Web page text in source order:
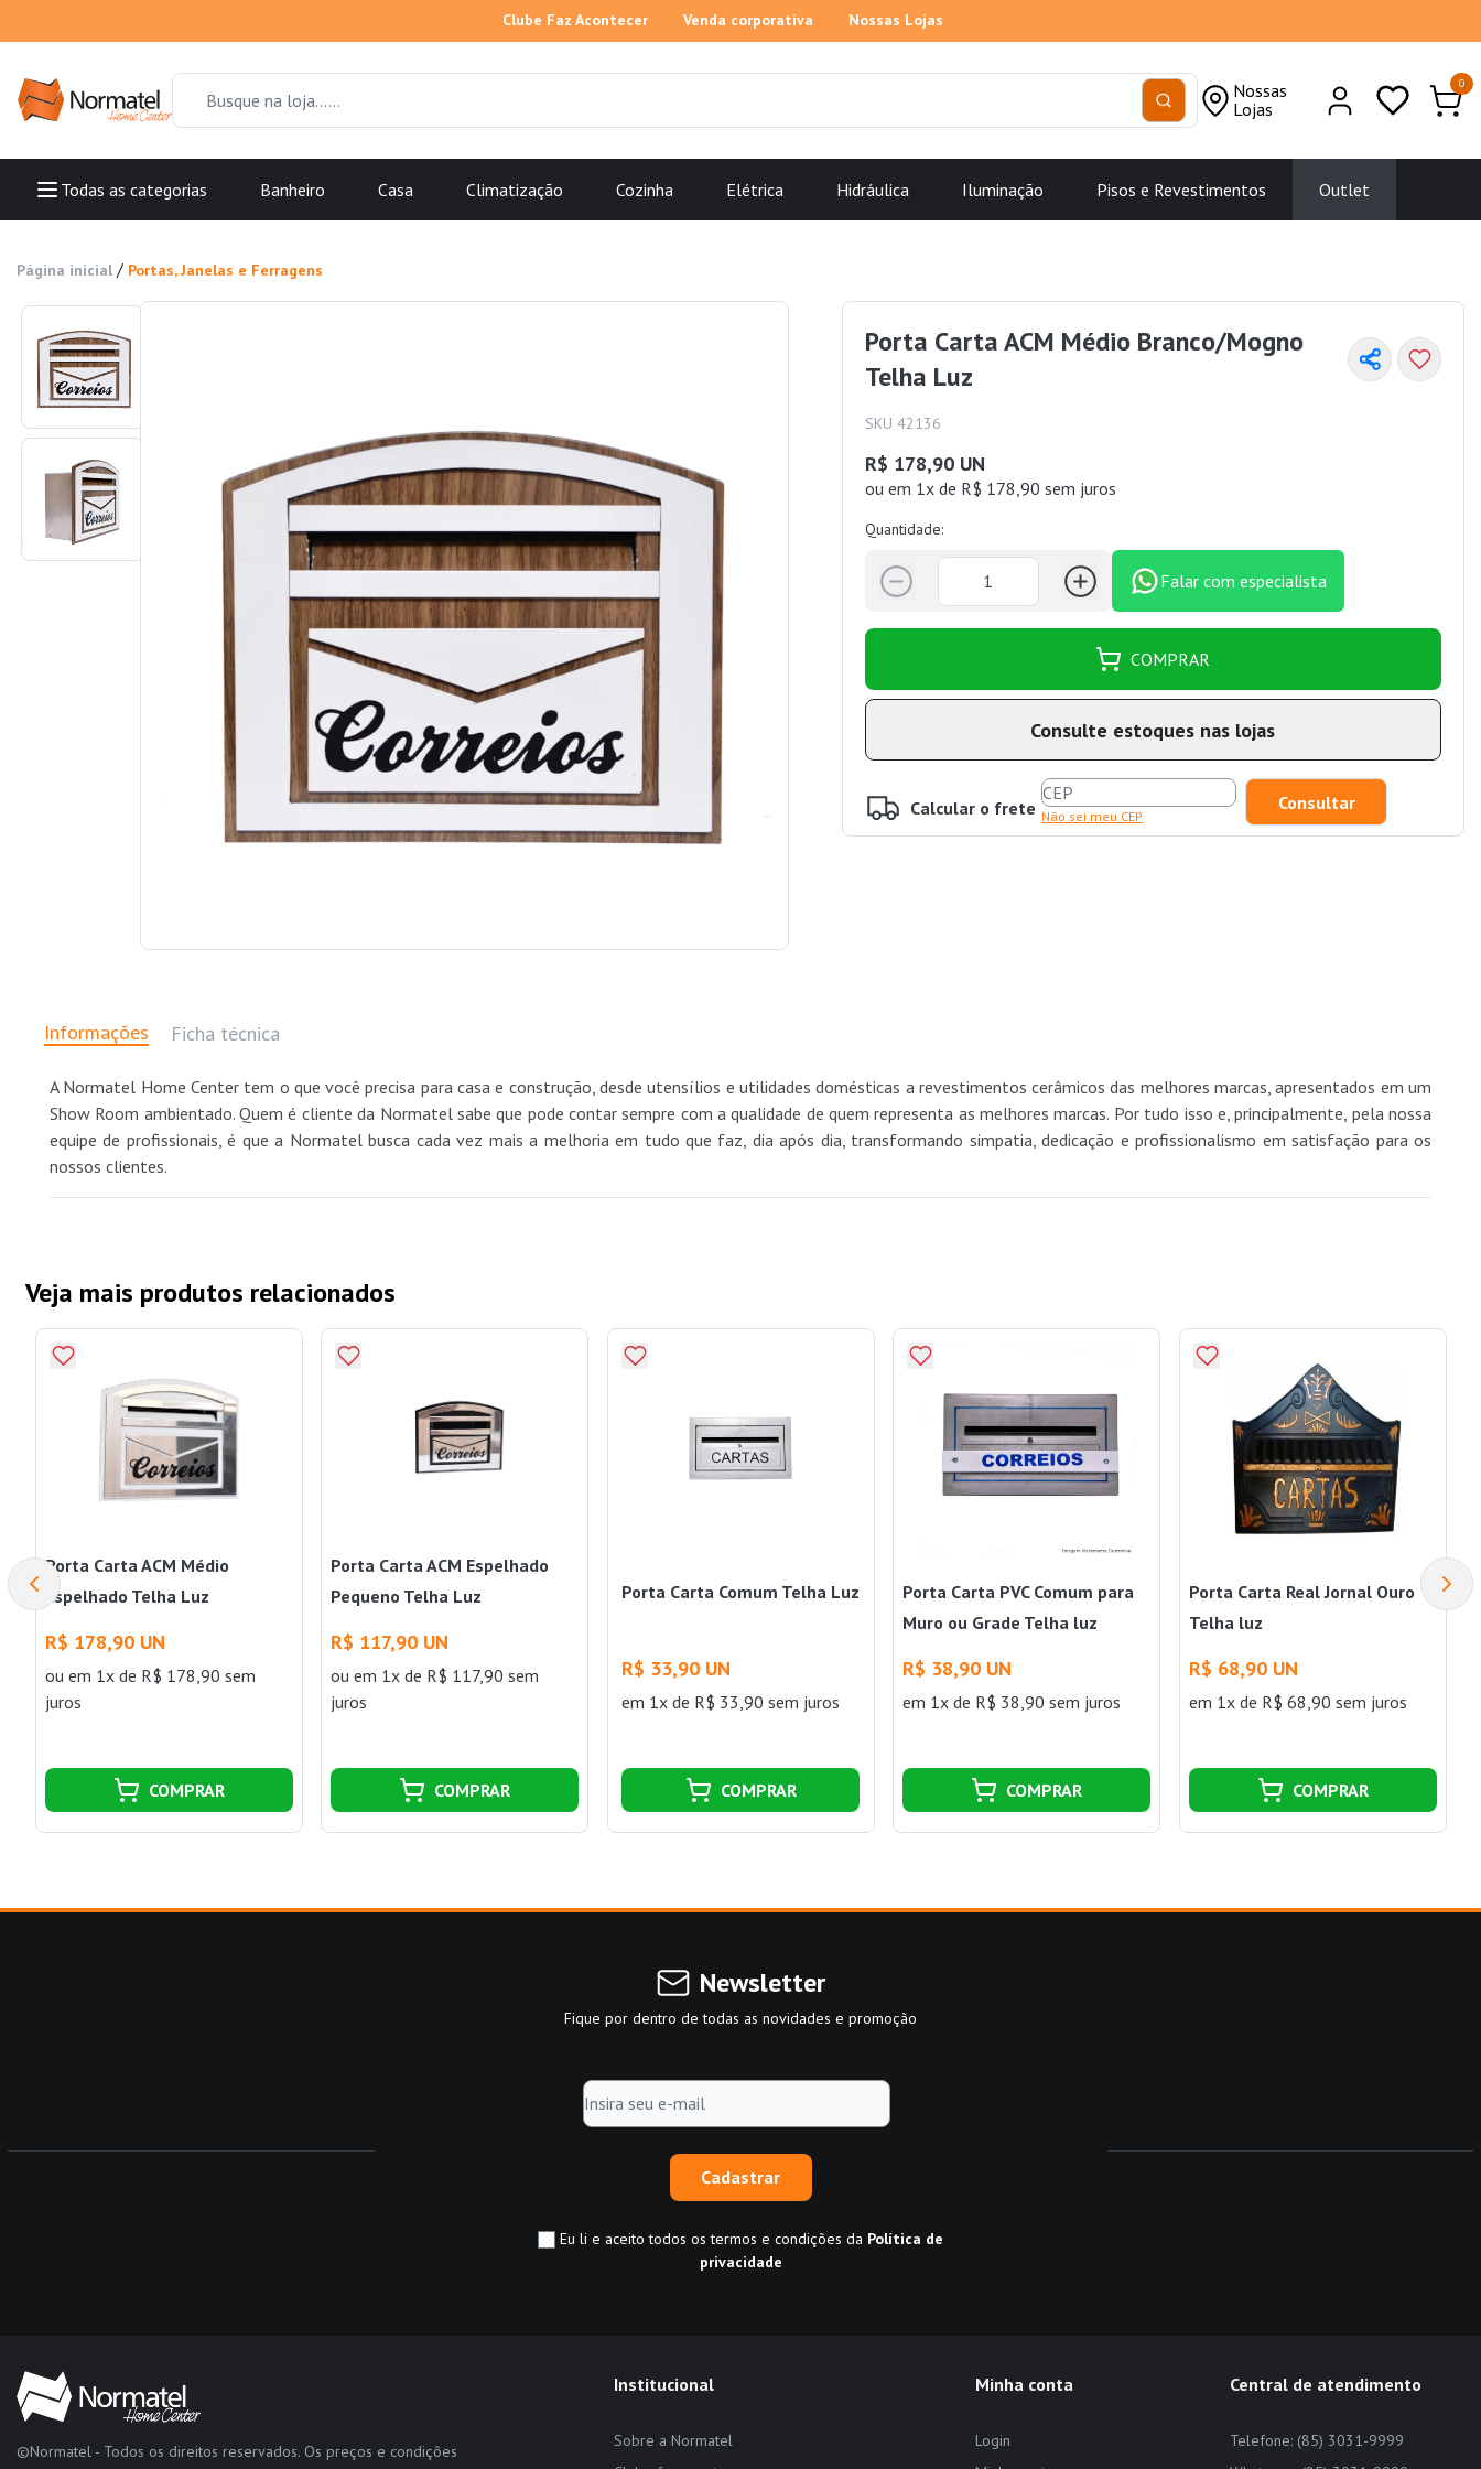
Clube Faz Acontecer Venda corporativa Nossas Lojas
Nossas
Lojas
0
Todas as categorias Banheiro Casa Climatização Cozinha Elétrica Hidráulica Iluminação Pisos e Revestimentos Outlet
Página inicial / Portas, Janelas e Ferragens
Porta Carta ACM Médio Branco/Mogno
Telha Luz
SKU 42136
R$ 178,90 UN
ou em 1x de R$ 178,90 sem juros
Quantidade:
Falar com especialista
COMPRAR
Consulte estoques nas lojas
Calcular o frete Não sei meu CEP
Informações Ficha técnica
A Normatel Home Center tem o que você precisa para casa e construção, desde utensílios e utilidades domésticas a revestimentos cerâmicos das melhores marcas, apresentados em um
Show Room ambientado. Quem é cliente da Normatel sabe que pode contar sempre com a qualidade de quem representa as melhores marcas. Por tudo isso e, principalmente, pela nossa
equipe de profissionais, é que a Normatel busca cada vez mais a melhoria em tudo que faz, dia após dia, transformando simpatia, dedicação e profissionalismo em satisfação para os
nossos clientes.
Veja mais produtos relacionados
Porta Carta ACM Médio
Espelhado Telha Luz
R$ 178,90 UN
ou em 1x de R$ 178,90 sem
juros
COMPRAR
Porta Carta ACM Espelhado
Pequeno Telha Luz
R$ 117,90 UN
ouem 1x de R$ 117,90 sem
juros
COMPRAR
Porta Carta Comum Telha Luz
R$ 33,90 UN
em 1x de R$ 33,90 sem juros
COMPRAR
Porta Carta PVC Comum para
Muro ou Grade Telha luz
R$ 38,90 UN
em 1x de R$ 38,90 sem juros
COMPRAR
Porta Carta Real Jornal Ouro
Telha luz
R$ 68,90 UN
em 1x de R$ 68,90 sem juros
COMPRAR
Newsletter
Fique por dentro de todas as novidades e promoção
Cadastrar
Eu li e aceito todos os termos e condições da Política de
privacidade
©Normatel - Todos os direitos reservados. Os preços e condições
Institucional
Sobre a Normatel
Minha conta
Login
Central de atendimento
Telefone: (85) 3031-9999